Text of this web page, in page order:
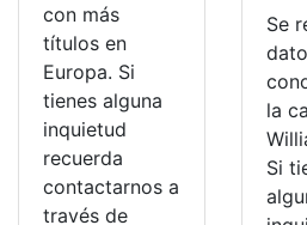
con más
títulos en
Europa. Si
tienes alguna
inquietud
recuerda
contactarnos a
través de
Se
la
Si